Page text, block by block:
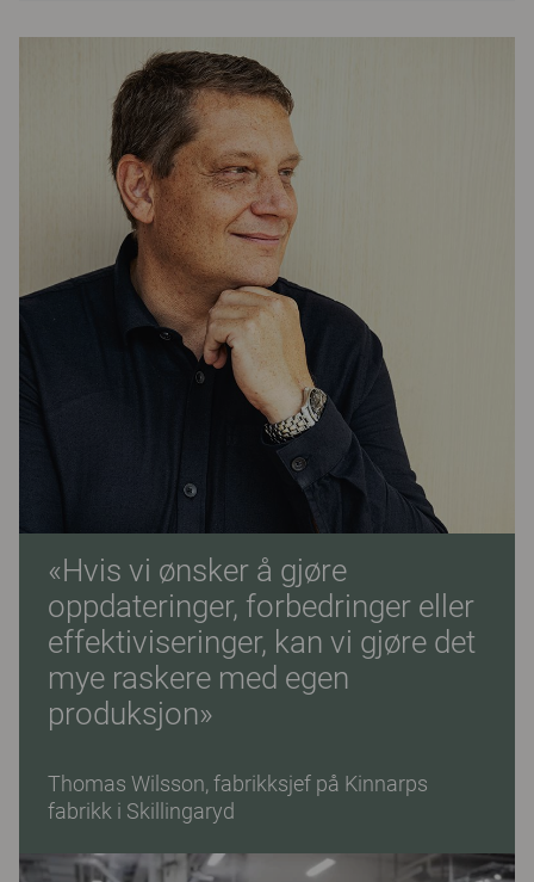
«Hvis vi ønsker å gjøre
oppdateringer, forbedringer eller
effektiviseringer, kan vi gjøre det
mye raskere med egen
produksjon»
Thomas Wilsson, fabrikksjef på Kinnarps
fabrikk i Skillingaryd